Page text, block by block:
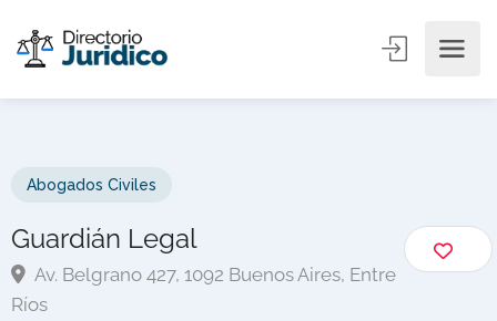
Abogados Civiles
Guardián Legal
Av. Belgrano 427, 1092 Buenos Aires, Entre
Ríos